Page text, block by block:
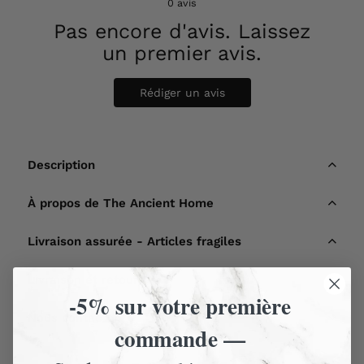
0 avis
Pas encore d'avis. Laissez
un premier avis.
Rédiger un avis
Description
À propos de The Ancient Home
Livraison assurée - Articles fragiles
Livraison et retours
Nous contacter
-5% sur votre première
commande —